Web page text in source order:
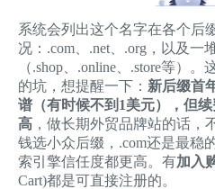
系统会列出这个名字在各个后
况：.com、.net、.org，以及一
（.shop、.online、.store等）
的坑，想提醒一下： 新后缀首
谱（有时候不到1美元），但
高 ，做长期外贸品牌站的话，
钱选小众后缀，.com还是最稳
索引擎信任度都更高。有加入
Cart)都是可直接注册的。